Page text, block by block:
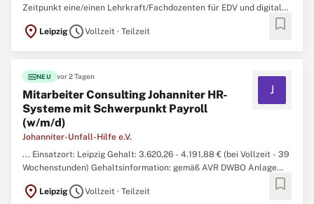
Zeitpunkt eine/einen Lehrkraft/Fachdozenten für EDV und digitale
). Ihre Aufgaben
• Theoretische und berufspraktische Vermittlung der Lernfelder
location_on LeipzigscheduleVollzeit · Teilzeit bookmark
fiber_newNEU vor 2 Tagen
Mitarbeiter Consulting Johanniter HR-
Systeme mit Schwerpunkt Payroll
(w/m/d)
Johanniter-Unfall-Hilfe e.V.
J
... Einsatzort: Leipzig Gehalt: 3.620,26 - 4.191,88 € (bei Vollzeit - 39
Wochenstunden) Gehaltsinformation: gemäß AVR DWBO Anlage
Johanniter Besetzungsdatum: zum nächstmöglichen Zeitpunkt Art
der Anstellung: Voll- oderTeilzeit
location_on LeipzigscheduleVollzeit · Teilzeit bookmark